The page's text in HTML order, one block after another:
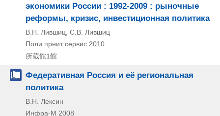
экономики России : 1992-2009 : рыночные
реформы, кризис, инвестиционная политика
В.Н. Лившиц, С.В. Лившиц
Поли прнит сервис 2010
所蔵館1館
Федеративная Россия и её региональная
политика
В.Н. Лексин
Инфра-М 2008